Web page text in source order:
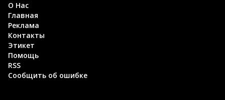
О Нас
Главная
Реклама
Контакты
Этикет
Помощь
RSS
Сообщить об ошибке